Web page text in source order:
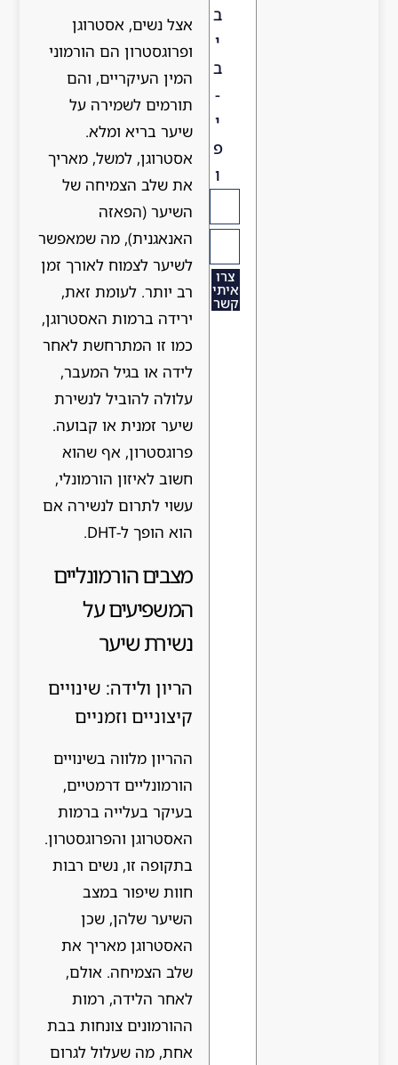
ב
י
ב
-
י
פ
ו
צרו
איתי
קשר
אצל נשים, אסטרוגן
ופרוגסטרון הם הורמוני
המין העיקריים, והם
תורמים לשמירה על
שיער בריא ומלא.
אסטרוגן, למשל, מאריך
את שלב הצמיחה של
השיער (הפאזה
האנאגנית), מה שמאפשר
לשיער לצמוח לאורך זמן
רב יותר. לעומת זאת,
ירידה ברמות האסטרוגן,
כמו זו המתרחשת לאחר
לידה או בגיל המעבר,
עלולה להוביל לנשירת
שיער זמנית או קבועה.
פרוגסטרון, אף שהוא
חשוב לאיזון הורמונלי,
עשוי לתרום לנשירה אם
הוא הופך ל-DHT.
מצבים הורמונליים
המשפיעים על
נשירת שיער
הריון ולידה: שינויים
קיצוניים וזמניים
ההריון מלווה בשינויים
הורמונליים דרמטיים,
בעיקר בעלייה ברמות
האסטרוגן והפרוגסטרון.
בתקופה זו, נשים רבות
חוות שיפור במצב
השיער שלהן, שכן
האסטרוגן מאריך את
שלב הצמיחה. אולם,
לאחר הלידה, רמות
ההורמונים צונחות בבת
אחת, מה שעלול לגרום